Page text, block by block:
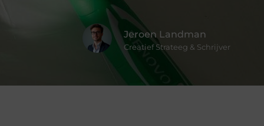
Jeroen Landman
Creatief Strateeg & Schrijver